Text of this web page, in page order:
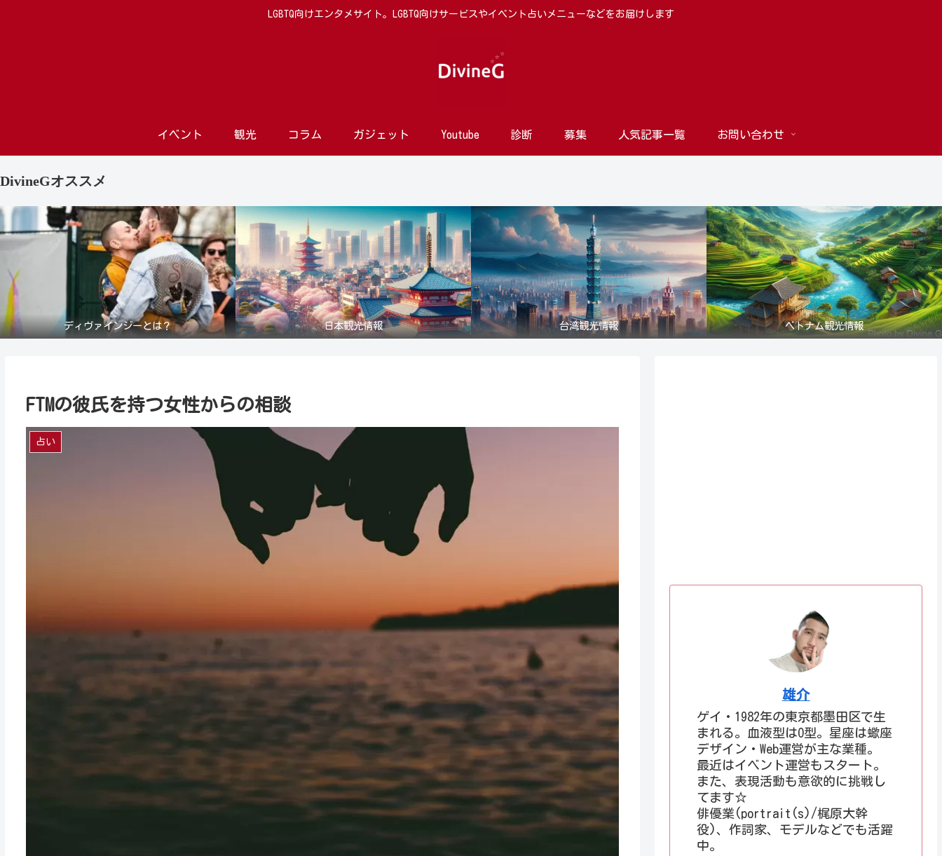
LGBTQ向けエンタメサイト。LGBTQ向けサービスやイベント占いメニューなどをお届けします
イベント 観光 コラム ガジェット Youtube 診断 募集 人気記事一覧 お問い合わせ
DivineGオススメ
ディヴァインジーとは？ 日本観光情報 台湾観光情報 ベトナム観光情報
FTMの彼氏を持つ女性からの相談
占い
雄介
ゲイ・1982年の東京都墨田区で生
まれる。血液型はO型。星座は蠍座
デザイン・Web運営が主な業種。
最近はイベント運営もスタート。
また、表現活動も意欲的に挑戦し
てます☆
俳優業(portrait(s)/梶原大幹
役)、作詞家、モデルなどでも活躍
中。